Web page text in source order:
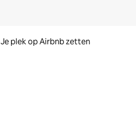
Je plek op Airbnb zetten